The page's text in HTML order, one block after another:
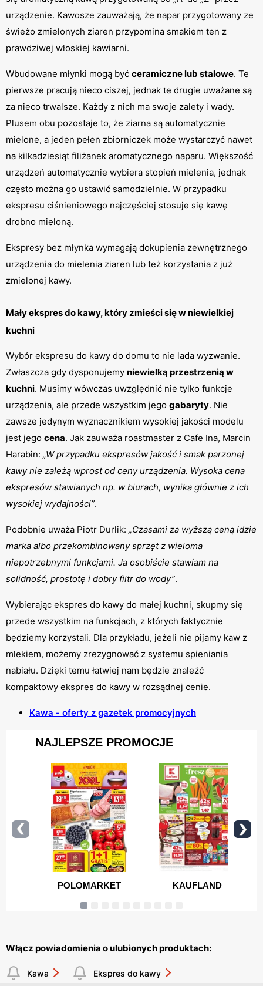
urządzenie. Kawosze zauważają, że napar przygotowany ze
świeżo zmielonych ziaren przypomina smakiem ten z
prawdziwej włoskiej kawiarni.
Wbudowane młynki mogą być ceramiczne lub stalowe. Te
pierwsze pracują nieco ciszej, jednak te drugie uważane są
za nieco trwalsze. Każdy z nich ma swoje zalety i wady.
Plusem obu pozostaje to, że ziarna są automatycznie
mielone, a jeden pełen zbiorniczek może wystarczyć nawet
na kilkadziesiąt filiżanek aromatycznego naparu. Większość
urządzeń automatycznie wybiera stopień mielenia, jednak
często można go ustawić samodzielnie. W przypadku
ekspresu ciśnieniowego najczęściej stosuje się kawę
drobno mieloną.
Ekspresy bez młynka wymagają dokupienia zewnętrznego
urządzenia do mielenia ziaren lub też korzystania z już
zmielonej kawy.
Mały ekspres do kawy, który zmieści się w niewielkiej
kuchni
Wybór ekspresu do kawy do domu to nie lada wyzwanie.
Zwłaszcza gdy dysponujemy niewielką przestrzenią w
kuchni. Musimy wówczas uwzględnić nie tylko funkcje
urządzenia, ale przede wszystkim jego gabaryty. Nie
zawsze jedynym wyznacznikiem wysokiej jakości modelu
jest jego cena. Jak zauważa roastmaster z Cafe Ina, Marcin
Harabin: „W przypadku ekspresów jakość i smak parzonej
kawy nie zależą wprost od ceny urządzenia. Wysoka cena
ekspresów stawianych np. w biurach, wynika głównie z ich
wysokiej wydajności”.
Podobnie uważa Piotr Durlik: „Czasami za wyższą ceną idzie
marka albo przekombinowany sprzęt z wieloma
niepotrzebnymi funkcjami. Ja osobiście stawiam na
solidność, prostotę i dobry filtr do wody”.
Wybierając ekspres do kawy do małej kuchni, skupmy się
przede wszystkim na funkcjach, z których faktycznie
będziemy korzystali. Dla przykładu, jeżeli nie pijamy kaw z
mlekiem, możemy zrezygnować z systemu spieniania
nabiału. Dzięki temu łatwiej nam będzie znaleźć
kompaktowy ekspres do kawy w rozsądnej cenie.
Kawa - oferty z gazetek promocyjnych
Włącz powiadomienia o ulubionych produktach:
Kawa Ekspres do kawy